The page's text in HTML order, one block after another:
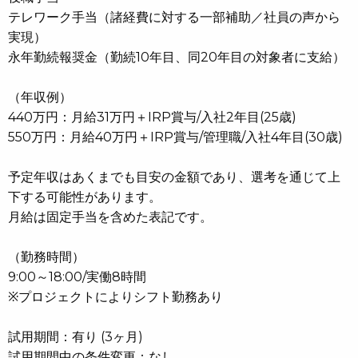
テレワーク手当（諸経費に対する一部補助／社員の声から
実現）
永年勤続報奨金（勤続10年目、同20年目の対象者に支給）
（年収例）
440万円：月給31万円＋IRP賞与/入社2年目(25歳)
550万円：月給40万円＋IRP賞与/管理職/入社4年目(30歳)
予定年収はあくまでも目安の金額であり、選考を通じて上
下する可能性があります。
月給は固定手当を含めた表記です。
（勤務時間）
9:00～18:00/実働8時間
※プロジェクトによりシフト勤務あり
試用期間：有り (3ヶ月)